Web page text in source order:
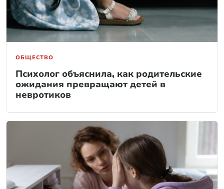
ОБЩЕСТВО
Психолог объяснила, как родительские
ожидания превращают детей в
невротиков